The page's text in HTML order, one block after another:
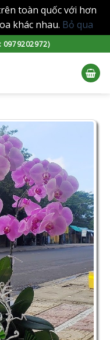
toàn quốc với hơn
khác nhau. Bỏ qua
0979202972)